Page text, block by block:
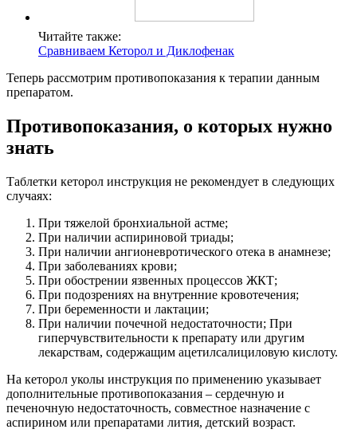
Читайте также:
Сравниваем Кеторол и Диклофенак
Теперь рассмотрим противопоказания к терапии данным
препаратом.
Противопоказания, о которых нужно
знать
Таблетки кеторол инструкция не рекомендует в следующих
случаях:
При тяжелой бронхиальной астме;
При наличии аспириновой триады;
При наличии ангионевротического отека в анамнезе;
При заболеваниях крови;
При обострении язвенных процессов ЖКТ;
При подозрениях на внутренние кровотечения;
При беременности и лактации;
При наличии почечной недостаточности; При
гиперчувствительности к препарату или другим
лекарствам, содержащим ацетилсалициловую кислоту.
На кеторол уколы инструкция по применению указывает
дополнительные противопоказания – сердечную и
печеночную недостаточность, совместное назначение с
аспирином или препаратами лития, детский возраст.